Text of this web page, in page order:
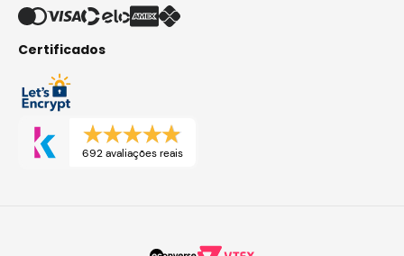
Certificados
692 avaliações reais